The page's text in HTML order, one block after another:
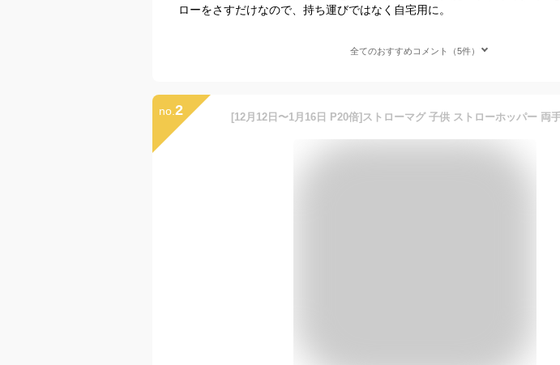
ローをさすだけなので、持ち運びではなく自宅用に。
全てのおすすめコメント（5件）
no. 2